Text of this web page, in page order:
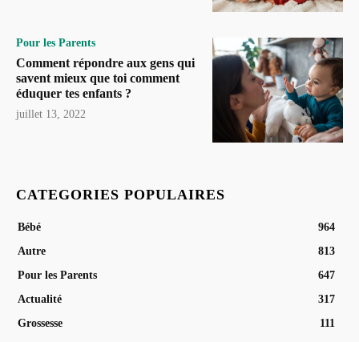
Pour les Parents
Comment répondre aux gens qui
savent mieux que toi comment
éduquer tes enfants ?
juillet 13, 2022
CATEGORIES POPULAIRES
Bébé
964
Autre
813
Pour les Parents
647
Actualité
317
Grossesse
111